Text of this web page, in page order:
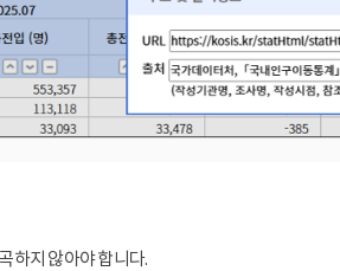
하지 않아야 합니다.